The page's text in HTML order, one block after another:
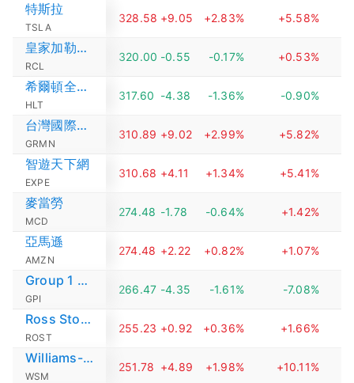
特斯拉
TSLA
328.58 +9.05 +2.83% +5.58%
皇家加勒比海郵輪
RCL
320.00 -0.55 -0.17% +0.53%
希爾頓全球控股
HLT
317.60 -4.38 -1.36% -0.90%
台灣國際航電
GRMN
310.89 +9.02 +2.99% +5.82%
智遊天下網
EXPE
310.68 +4.11 +1.34% +5.41%
麥當勞
MCD
274.48 -1.78 -0.64% +1.42%
亞馬遜
AMZN
274.48 +2.22 +0.82% +1.07%
Group 1 Automotive
GPI
266.47 -4.35 -1.61% -7.08%
Ross Stores
ROST
255.23 +0.92 +0.36% +1.66%
Williams-Sonoma
WSM
251.78 +4.89 +1.98% +10.11%